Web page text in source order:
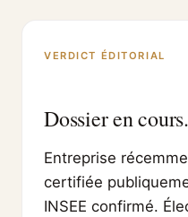
VERDICT ÉDITORIAL
Dossier en cours.
Entreprise
certifiée
INSEE confirmé.